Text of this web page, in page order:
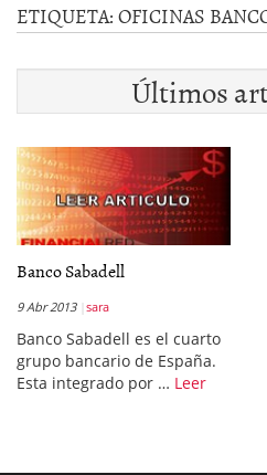
ETIQUETA:OFICINAS
Últimos
Banco Sabadell
9 Abr 2013 sara
Banco Sabadell es el cuarto
grupo bancario de España.
Esta integrado por … Leer